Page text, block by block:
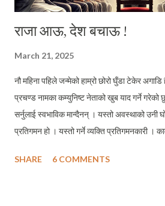
राजा आऊ, देश बचाऊ !
March 21, 2025
नौ महिना पहिले जन्मेको हाम्रो छोरो घुँडा टेकेर
प्रचण्ड नामका कम्युनिष्ट नेताको खुब याद गर्ने
सर्नुलाई स्वभाविक मान्दैनन् । यस्तो अवस्थाको उनी
प्रतिगमन हो । यस्तो गर्ने व्यक्ति प्रतिगमनकारी ।
प्रचन्नका तिलस्मी कुराहरूमा विश्वास कहिल्यै
SHARE 6 COMMENTS